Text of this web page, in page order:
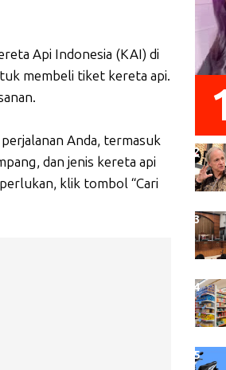
Api Indonesia (KAI) di
membeli tiket kereta api.
Anda, termasuk
dan jenis kereta api
klik tombol “Cari